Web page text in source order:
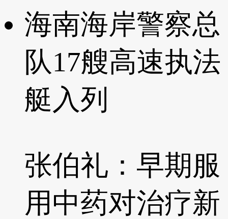
海南海岸警察总
队17艘高速执法
艇入列
张伯礼：早期服
用中药对治疗新